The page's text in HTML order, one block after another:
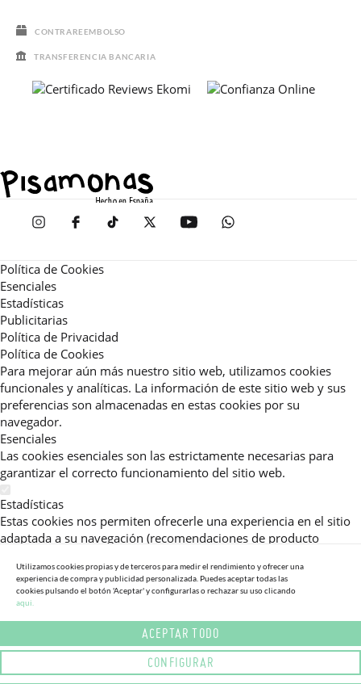
CONTRAREEMBOLSO
TRANSFERENCIA BANCARIA
Política de Cookies
Esenciales
Estadísticas
Publicitarias
Política de Privacidad
Política de Cookies
Para mejorar aún más nuestro sitio web, utilizamos cookies
funcionales y analíticas. La información de este sitio web y sus
preferencias son almacenadas en estas cookies por su
navegador.
Esenciales
Las cookies esenciales son las estrictamente necesarias para
garantizar el correcto funcionamiento del sitio web.
Estadísticas
Estas cookies nos permiten ofrecerle una experiencia en el sitio
adaptada a su navegación (recomendaciones de producto
consultadas, etc).Al activar esta cookie, nos ayuda a mejorar aún
más su experiencia.
Publicitarias
Estas cookies permiten a nuestros socios publicitarios enviarle
mensajes específicos y personalizados.
Utilizamos cookies propias y de terceros para medir el rendimiento y ofrecer una
experiencia de compra y publicidad personalizada. Puedes aceptar todas las
cookies pulsando el botón 'Aceptar' y configurarlas o rechazar su uso clicando
aqui.
ACEPTAR TODO
CONFIGURAR